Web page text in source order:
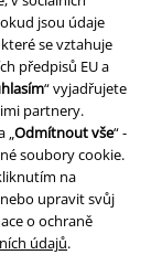
jsou údaje
se vztahuje
předpisů EU a
“ vyjadřujete
partnery.
„Odmítnout vše“ -
soubory cookie.
na
upravit svůj
o ochraně
údajů.